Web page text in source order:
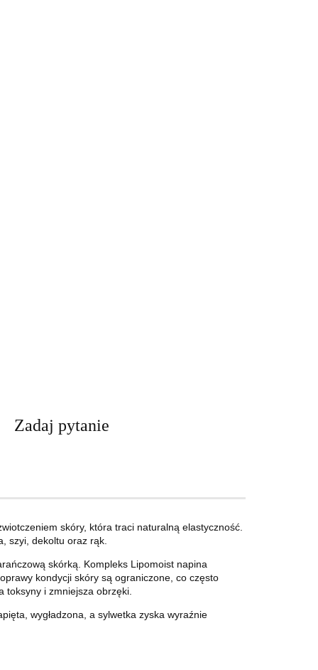
Zadaj pytanie
skóry, która traci naturalną elastyczność.
szyi, dekoltu oraz rąk.
skórką. Kompleks Lipomoist napina
kondycji skóry są ograniczone, co często
toksyny i zmniejsza obrzęki.
wygładzona, a sylwetka zyska wyraźnie